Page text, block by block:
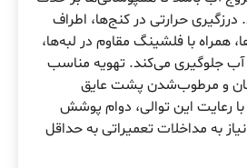
درزگیری حرارتی در کنج‌ها، اطراف
همراه با فلشینگ مقاوم در لبه‌ها،
جلوگیری می‌کند. تهویه مناسب
و مرطوب‌شدن پشت عایق
رعایت این توالی، دوام پوشش
به مداخلات تعمیراتی به حداقل